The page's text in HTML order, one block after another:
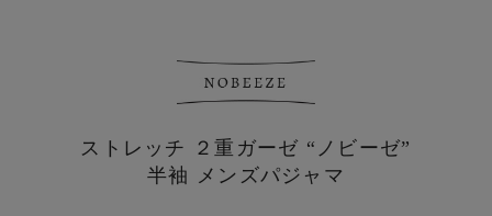
ストレッチ ２重ガーゼ “ノビーゼ”
半袖 メンズパジャマ